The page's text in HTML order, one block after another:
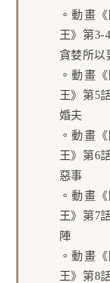
。動畫
王》第3-
貪婪所以
。動畫
王》第5
婚夫
。動畫
王》第6
惡事
。動畫
王》第7
陣
。動畫
王》第8